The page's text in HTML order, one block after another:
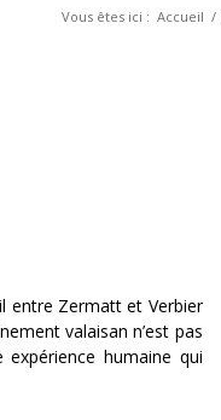
Vous êtes ici : Accueil /
entre Zermatt et Verbier
valaisan n’est pas
humaine qui